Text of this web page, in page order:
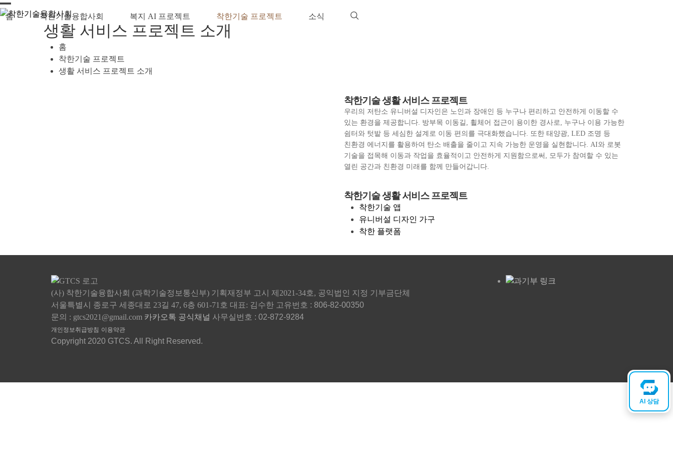
Skip
to홈 착한기술융합사회 복지 AI 프로젝트 착한기술 프로젝트 소식
Open
Close
생활 서비스 프로젝트 소개
홈
착한기술 프로젝트
생활 서비스 프로젝트 소개
착한기술 생활 서비스 프로젝트
우리의 저탄소 유니버설 디자인은 노인과 장애인 등 누구나 편리하고 안전하게 이동할 수
있는 환경을 제공합니다. 방부목 이동길, 휠체어 접근이 용이한 경사로, 누구나 이용 가능한
쉼터와 텃밭 등 세심한 설계로 이동 편의를 극대화했습니다. 또한 태양광, LED 조명 등
친환경 에너지를 활용하여 탄소 배출을 줄이고 지속 가능한 운영을 실현합니다. AI와 로봇
기술을 접목해 이동과 작업을 효율적이고 안전하게 지원함으로써, 모두가 참여할 수 있는
열린 공간과 친환경 미래를 함께 만들어갑니다.
착한기술 생활 서비스 프로젝트
착한기술 앱
유니버설 디자인 가구
착한 플랫폼
(사) 착한기술융합사회 (과학기술정보통신부) 기획재정부 고시 제2021-34호, 공익법인 지정 기부금단체
서울특별시 종로구 세종대로 23길 47, 6층 601-71호 대표: 김수한 고유번호 : 806-82-00350
문의 : gtcs2021@gmail.com 카카오톡 공식채널 사무실번호 : 02-872-9284
개인정보취급방침 이용약관
Copyright 2020 GTCS. All Right Reserved.
AI 상담